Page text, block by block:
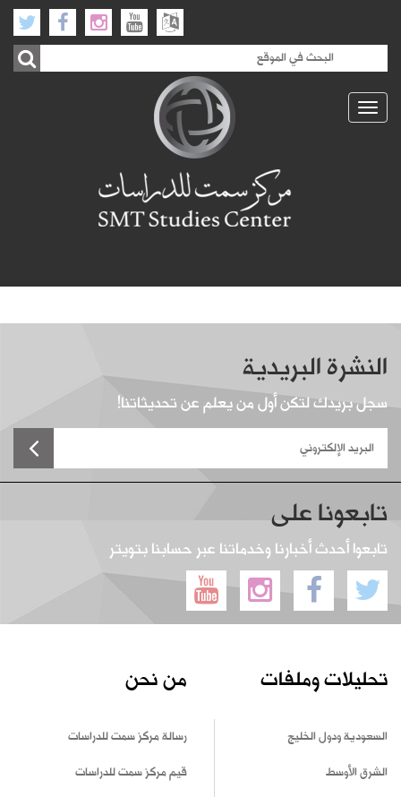
Toggle
navigation
النشرة البريدية
سجل بريدك لتكن أول من يعلم عن تحديثاتنا!
تابعونا على
تابعوا أحدث أخبارنا وخدماتنا عبر حسابنا بتويتر
تحليلات وملفات
السعودية ودول الخليج
الشرق الأوسط
من نحن
رسالة مركز سمت للدراسات
قيم مركز سمت للدراسات